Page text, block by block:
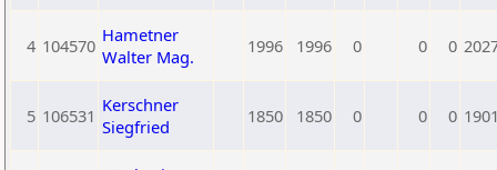
4 104570 Hametner
Walter Mag.
1996 1996 0 0 0
5 106531 Kerschner
Siegfried
1850 1850 0 0 0